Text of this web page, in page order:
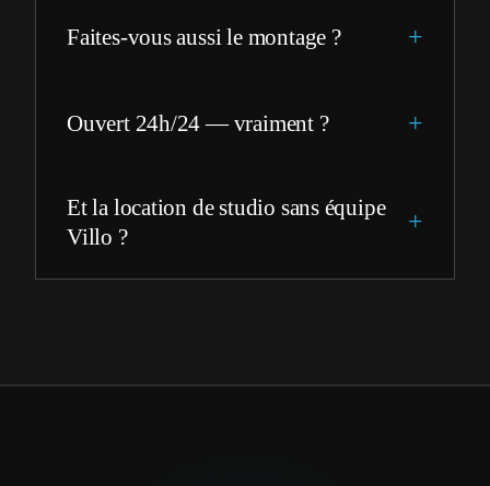
Faites-vous aussi le montage ?
Ouvert 24h/24 — vraiment ?
Et la location de studio sans équipe
Villo ?